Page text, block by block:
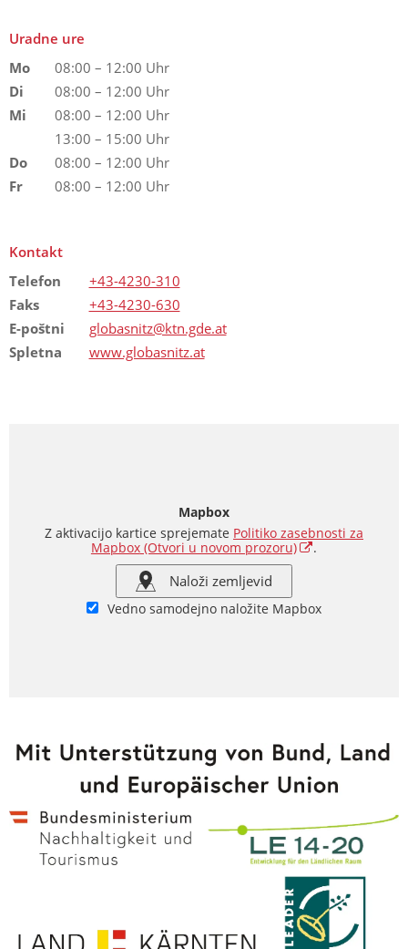
Uradne ure
Mo
08:00 – 12:00 Uhr
Di
08:00 – 12:00 Uhr
Mi
08:00 – 12:00 Uhr
13:00 – 15:00 Uhr
Do
08:00 – 12:00 Uhr
Fr
08:00 – 12:00 Uhr
Kontakt
Telefon
+43-4230-310
Faks
+43-4230-630
E-poštni
globasnitz@ktn.gde.at
Spletna
www.globasnitz.at
Mapbox
Z aktivacijo kartice sprejemate Politiko zasebnosti za
Mapbox(Otvori u novom prozoru) .
Naloži zemljevid
Vedno samodejno naložite Mapbox